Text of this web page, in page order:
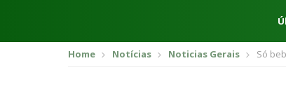
Home Notícias Noticias Gerais Só